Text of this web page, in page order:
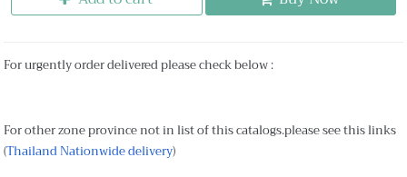
For urgently order delivered please check below :
For other zone province not in list of this catalogs.please see this links
(Thailand Nationwide delivery)